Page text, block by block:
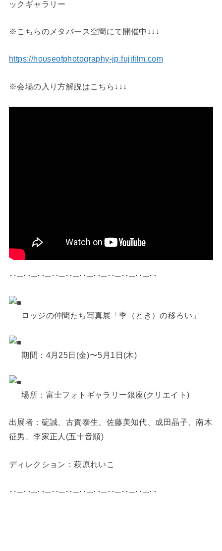
ックギャラリー
※こちらのメタバース空間にて開催中↓↓↓
https://houseofphotography-jp.fujifilm.com
※会場の入り方解説はこちら↓↓↓
･･─･･─･･─･･─･･─･･─･･─･･─･･─･･─･･
ロッジの仲間たち写真展「季（とき）の移ろい」
期間：4月25日(金)〜5月1日(木)
場所：富士フォトギャラリー銀座(クリエイト)
出展者：碇誠、古賀泰生、佐藤美知代、成田晶子、南木
征男、李家正人(五十音順)
ディレクション：萩原れいこ
･･─･･─･･─･･─･･─･･─･･─･･─･･─･･─･･